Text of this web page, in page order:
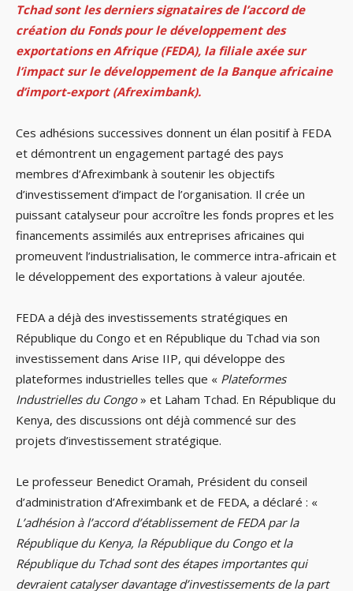
Tchad sont les derniers signataires de l’accord de
création du Fonds pour le développement des
exportations en Afrique (FEDA), la filiale axée sur
l’impact sur le développement de la Banque africaine
d’import-export (Afreximbank).
Ces adhésions successives donnent un élan positif à FEDA
et démontrent un engagement partagé des pays
membres d’Afreximbank à soutenir les objectifs
d’investissement d’impact de l’organisation. Il crée un
puissant catalyseur pour accroître les fonds propres et les
financements assimilés aux entreprises africaines qui
promeuvent l’industrialisation, le commerce intra-africain et
le développement des exportations à valeur ajoutée.
FEDA a déjà des investissements stratégiques en
République du Congo et en République du Tchad via son
investissement dans Arise IIP, qui développe des
plateformes industrielles telles que « Plateformes
Industrielles du Congo» et Laham Tchad. En République du
Kenya, des discussions ont déjà commencé sur des
projets d’investissement stratégique.
Le professeur Benedict Oramah, Président du conseil
d’administration d’Afreximbank et de FEDA, a déclaré : «
L’adhésion à l’accord d’établissement de FEDA par la
République du Kenya, la République du Congo et la
République du Tchad sont des étapes importantes qui
devraient catalyser davantage d’investissements de la part